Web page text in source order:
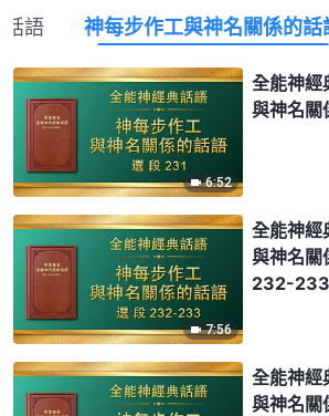
語 神每步作工與神名關係的話
6:52
全能神經
與神名關
7:56
全能神經
與神名關
232-233
全能神經
與神名關